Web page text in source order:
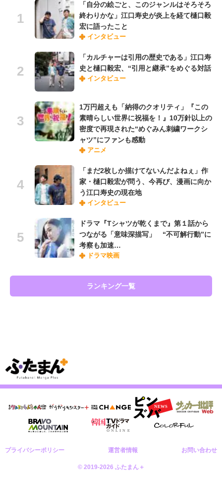
「自分の絵ごと、このジャンルはそろそろ
終わりかな」江口寿史が炎上を経て樋口毅
宏に語ったこと
インタビュー
「カルチャーは引用の歴史である」江口寿
史と樋口毅宏、“引用と継承”をめぐる対話
インタビュー
1万円超えも「納得のクオリティ」『この
素晴らしい世界に祝福を！』10万針以上の
密度で再現された“めぐみん刺繍ワークシ
ャツ”にファンも感動
アニメ
「まだ2枚しか描けてないんだよねぇ」作
家・樋口毅宏が問う、今再び、漫画に向か
う江口寿史の現在地
インタビュー
ドラマ『Tシャツが乾くまで』第１話から
つながる「意味深描写」 “不可解行動”に
考察も加速…
ドラマ映画
ランキング一覧
プライバシーポリシー 運営者情報 お問い合わせ
© 2019-2026 ふたまん＋